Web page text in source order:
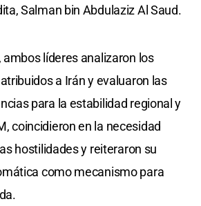
Salman bin Abdulaziz Al Saud.
ambos líderes analizaron los
a Irán y evaluaron las
para la estabilidad regional y
coincidieron en la necesidad
hostilidades y reiteraron su
como mecanismo para